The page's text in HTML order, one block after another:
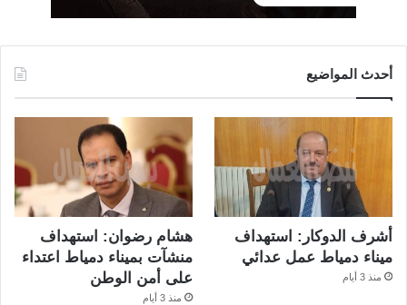
أحدث المواضيع
أشرف الدوكار: استهداف
ميناء دمياط عمل عدائي
منذ 3 أيام
هشام رضوان: استهداف
منشآت بميناء دمياط اعتداء
على أمن الوطن
منذ 3 أيام